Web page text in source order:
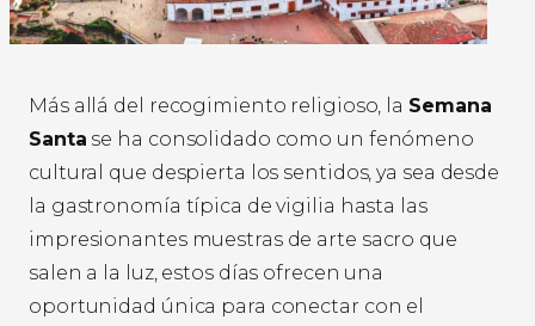
Más allá del recogimiento religioso, la Semana
Santa se ha consolidado como un fenómeno
cultural que despierta los sentidos, ya sea desde
la gastronomía típica de vigilia hasta las
impresionantes muestras de arte sacro que
salen a la luz, estos días ofrecen una
oportunidad única para conectar con el